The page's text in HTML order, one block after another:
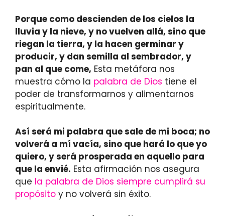
Porque como descienden de los cielos la
lluvia y la nieve, y no vuelven allá, sino que
riegan la tierra, y la hacen germinar y
producir, y dan semilla al sembrador, y
pan al que come, Esta metáfora nos
muestra cómo la palabra de Dios tiene el
poder de transformarnos y alimentarnos
espiritualmente.
Así será mi palabra que sale de mi boca; no
volverá a mí vacía, sino que hará lo que yo
quiero, y será prosperada en aquello para
que la envié. Esta afirmación nos asegura
que la palabra de Dios siempre cumplirá su
propósito y no volverá sin éxito.